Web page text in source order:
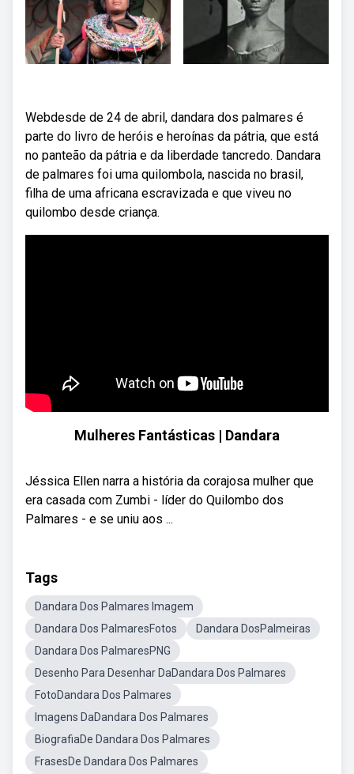
Webdesde de 24 de abril, dandara dos palmares é
parte do livro de heróis e heroínas da pátria, que está
no panteão da pátria e da liberdade tancredo. Dandara
de palmares foi uma quilombola, nascida no brasil,
filha de uma africana escravizada e que viveu no
quilombo desde criança.
Mulheres Fantásticas | Dandara
Jéssica Ellen narra a história da corajosa mulher que
era casada com Zumbi - líder do Quilombo dos
Palmares - e se uniu aos ...
Tags
Dandara Dos Palmares Imagem
Dandara Dos PalmaresFotos
Dandara DosPalmeiras
Dandara Dos PalmaresPNG
Desenho Para Desenhar DaDandara Dos Palmares
FotoDandara Dos Palmares
Imagens DaDandara Dos Palmares
BiografiaDe Dandara Dos Palmares
FrasesDe Dandara Dos Palmares